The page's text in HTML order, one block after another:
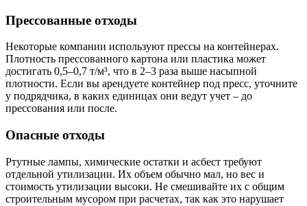
Прессованные отходы
Некоторые компании используют прессы на контейнерах.
Плотность прессованного картона или пластика может
достигать 0,5–0,7 т/м³, что в 2–3 раза выше насыпной
плотности. Если вы арендуете контейнер под пресс, уточните
у подрядчика, в каких единицах они ведут учет – до
прессования или после.
Опасные отходы
Ртутные лампы, химические остатки и асбест требуют
отдельной утилизации. Их объем обычно мал, но вес и
стоимость утилизации высоки. Не смешивайте их с общим
строительным мусором при расчетах, так как это нарушает